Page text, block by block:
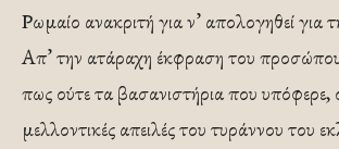
Ρωμαίο ανακριτή για ν’ απολογηθεί για
Απ’ την ατάραχη έκφραση του προσώπου
πως ούτε τα βασανιστήρια που υπόφερε,
μελλοντικές απειλές του τυράννου του